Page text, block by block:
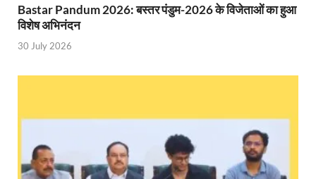
Jewar International Airport: यूपी में विकास अब
Mandir Cluster Model: पुरा महादेव मंदिर का ‘मंदिर
Indian Railway Action: भारतीय रेलवे की बड़ी करवाई,
NCBC Chairman: साध्वी निरंजन ज्योति बनी राष्ट्रीय
Bastar Pandum 2026: बस्तर पंडुम-2026 के विजेताओं का हुआ
विशेष अभिनंदन
30 July 2026